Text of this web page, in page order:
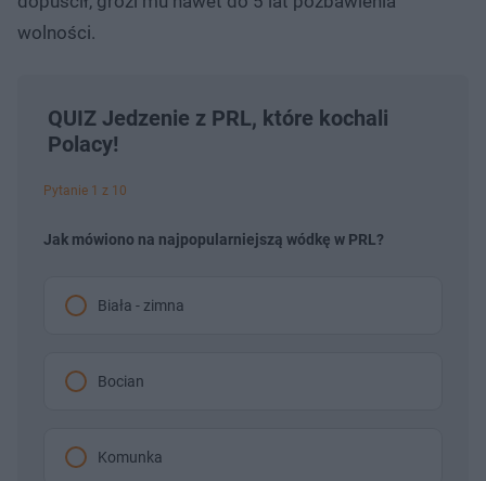
wolności.
QUIZ Jedzenie z PRL, które kochali
Polacy!
Pytanie 1 z 10
Jak mówiono na najpopularniejszą wódkę w PRL?
Biała - zimna
Bocian
Komunka